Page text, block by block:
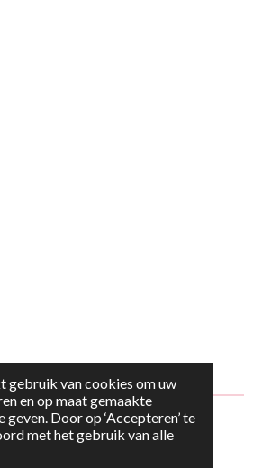
gebruik van cookies om uw
en op maat gemaakte
Door op ‘Accepteren’ te
met het gebruik van alle